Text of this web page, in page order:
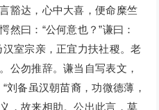
豁达，心中大喜，便命糜竺
然曰：“公何意也？”谦曰：
室宗亲，正宜力扶社稷。老
公勿推辞。谦当自写表文，
刘备虽汉朝苗裔，功微德薄，
，故来相助。公出此言，莫